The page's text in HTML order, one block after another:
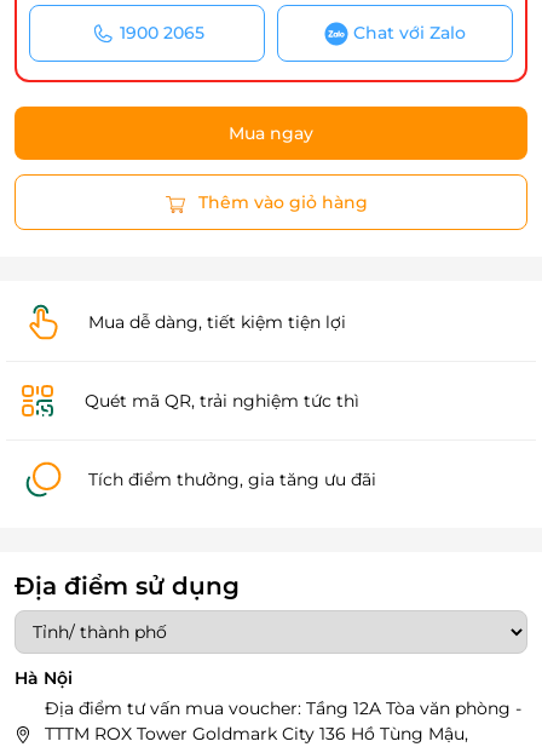
1900 2065 Chat với Zalo
Mua ngay
Thêm vào giỏ hàng
Mua dễ dàng, tiết kiệm tiện lợi
Quét mã QR, trải nghiệm tức thì
Tích điểm thưởng, gia tăng ưu đãi
Địa điểm sử dụng
Hà Nội
Địa điểm tư vấn mua voucher: Tầng 12A Tòa văn phòng -
TTTM ROX Tower Goldmark City 136 Hồ Tùng Mậu,